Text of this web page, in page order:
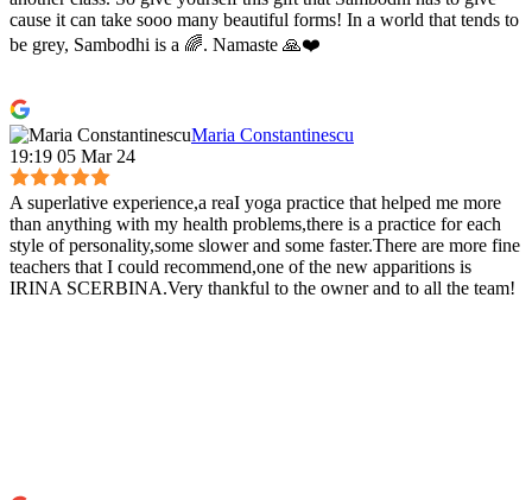
cause it can take sooo many beautiful forms! In a world that tends to
be grey, Sambodhi is a 🌈. Namaste 🙏❤️
Maria Constantinescu
19:19 05 Mar 24
A superlative experience,a reaI yoga practice that helped me more
than anything with my health problems,there is a practice for each
style of personality,some slower and some faster.There are more fine
teachers that I could recommend,one of the new apparitions is
IRINA SCERBINA.Very thankful to the owner and to all the team!